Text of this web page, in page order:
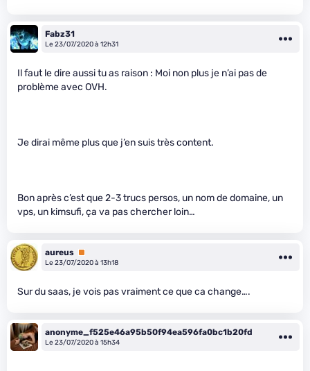
Fabz31
Le 23/07/2020 à 12h31
Il faut le dire aussi tu as raison : Moi non plus je n’ai pas de
problème avec OVH.
Je dirai même plus que j’en suis très content.
Bon après c’est que 2-3 trucs persos, un nom de domaine, un
vps, un kimsufi, ça va pas chercher loin…
aureus Premium
Le 23/07/2020 à 13h18
Sur du saas, je vois pas vraiment ce que ca change….
anonyme_f525e46a95b50f94ea596fa0bc1b20fd
Le 23/07/2020 à 15h34